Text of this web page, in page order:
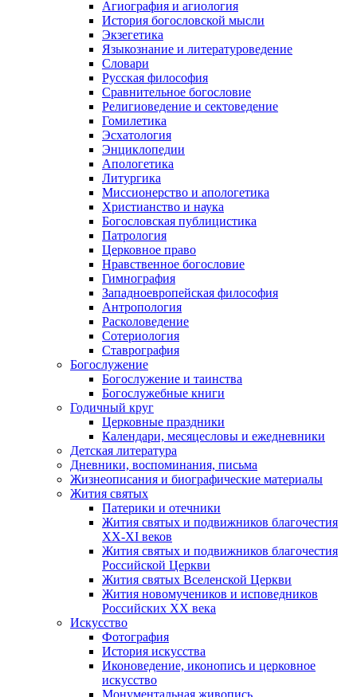
Агиография и агиология
История богословской мысли
Экзегетика
Языкознание и литературоведение
Словари
Русская философия
Сравнительное богословие
Религиоведение и сектоведение
Гомилетика
Эсхатология
Энциклопедии
Апологетика
Литургика
Миссионерство и апологетика
Христианство и наука
Богословская публицистика
Патрология
Церковное право
Нравственное богословие
Гимнография
Западноевропейская философия
Антропология
Расколоведение
Сотериология
Ставрография
Богослужение
Богослужение и таинства
Богослужебные книги
Годичный круг
Церковные праздники
Календари, месяцесловы и ежедневники
Детская литература
Дневники, воспоминания, письма
Жизнеописания и биографические материалы
Жития святых
Патерики и отечники
Жития святых и подвижников благочестия
ХХ-XI веков
Жития святых и подвижников благочестия
Российской Церкви
Жития святых Вселенской Церкви
Жития новомучеников и исповедников
Российских ХХ века
Искусство
Фотография
История искусства
Иконоведение, иконопись и церковное
искусство
Монументальная живопись